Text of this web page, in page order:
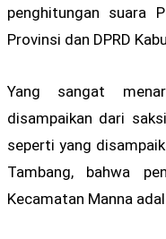
penghitungan suara
Provinsi dan DPRD
Yang sangat
disampaikan dari
seperti yang
Tambang, bahwa
Kecamatan Manna